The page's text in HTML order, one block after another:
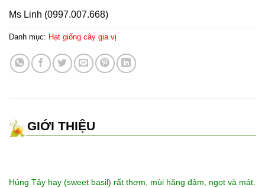
Ms Linh (0997.007.668)
Danh mục: Hạt giống cây gia vị
GIỚI THIỆU
Húng Tây hay (sweet basil) rất thơm, mùi hăng đậm, ngọt và mát.